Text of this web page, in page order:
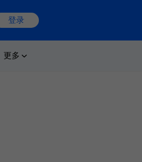
登录
更多